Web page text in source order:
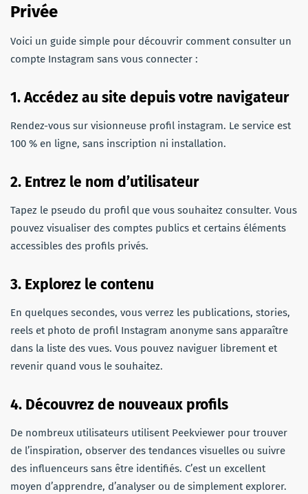
Privée
Voici un guide simple pour découvrir comment consulter un
compte Instagram sans vous connecter :
1. Accédez au site depuis votre navigateur
Rendez-vous sur visionneuse profil instagram. Le service est
100 % en ligne, sans inscription ni installation.
2. Entrez le nom d’utilisateur
Tapez le pseudo du profil que vous souhaitez consulter. Vous
pouvez visualiser des comptes publics et certains éléments
accessibles des profils privés.
3. Explorez le contenu
En quelques secondes, vous verrez les publications, stories,
reels et photo de profil Instagram anonyme sans apparaître
dans la liste des vues. Vous pouvez naviguer librement et
revenir quand vous le souhaitez.
4. Découvrez de nouveaux profils
De nombreux utilisateurs utilisent Peekviewer pour trouver
de l’inspiration, observer des tendances visuelles ou suivre
des influenceurs sans être identifiés. C’est un excellent
moyen d’apprendre, d’analyser ou de simplement explorer.